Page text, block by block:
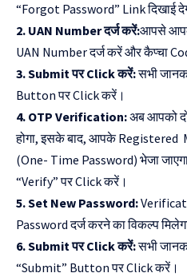
“Forgot Password” Link दिखाई
2. UAN Number दर्ज करें:आपसे
UAN Number दर्ज करें और कैप्चा
3. Submit पर Click करें:सभी
Button पर Click करें।
4. OTP Verification:अब आपको
होगा, इसके बाद, आपके Registered
(One- Time Password) भेजा
“Verify” पर Click करें।
5. Set New Password:
Password दर्ज करने का विकल्प
6. Submit पर Click करें:सभी
“Submit” Button पर Click करें।